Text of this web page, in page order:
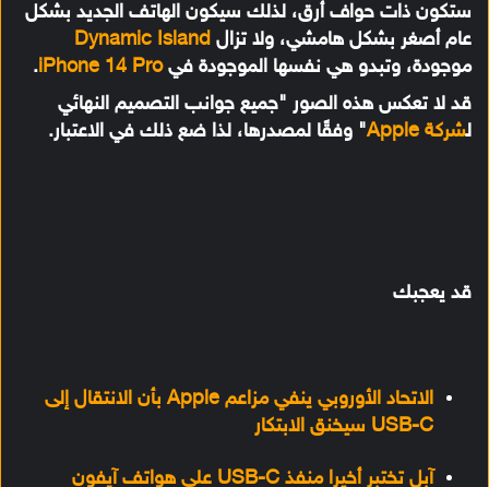
ستكون ذات حواف أرق، لذلك سيكون الهاتف الجديد بشكل
عام أصغر بشكل هامشي، ولا تزال Dynamic Island
موجودة، وتبدو هي نفسها الموجودة فيiPhone 14 Pro
.
قد لا تعكس هذه الصور "جميع جوانب التصميم النهائي
لشركة Apple " وفقًا لمصدرها، لذا ضع ذلك في الاعتبار.
قد يعجبك
الاتحاد الأوروبي ينفي مزاعم Apple بأن الانتقال إلى
USB-C سيخنق الابتكار
آبل تختبر أخيرا منفذ USB-C على هواتف آيفون